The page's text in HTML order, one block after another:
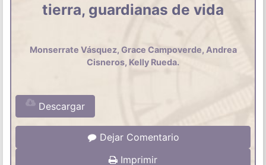
tierra, guardianas de vida
Monserrate Vásquez, Grace Campoverde, Andrea
Cisneros, Kelly Rueda.
Descargar
Dejar Comentario
Imprimir